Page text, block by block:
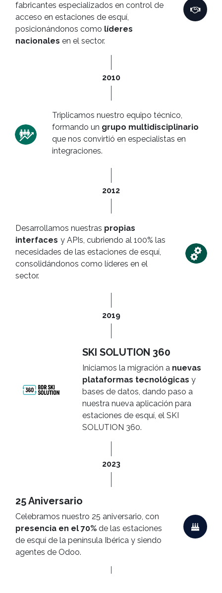
fabricantes especializados en control de
acceso en estaciones de esquí,
posicionándonos como líderes
nacionales en el sector.
2010
Triplicamos nuestro equipo técnico,
formando un grupo multidisciplinario
que nos convirtió en especialistas en
integraciones.
2012
Desarrollamos nuestras propias
interfaces y APIs, cubriendo al 100% las
necesidades de las estaciones de esquí,
consolidándonos como líderes en el
sector.
2019
SKI SOLUTION 360
Iniciamos la migración a nuevas
plataformas tecnológicas y
bases de datos, dando paso a
nuestra nueva aplicación para
estaciones de esquí, el SKI
SOLUTION 360.
2023
25 Aniversario
Celebramos nuestro 25 aniversario, con
presencia en el 70% de las estaciones
de esquí de la península Ibérica y siendo
agentes de Odoo.